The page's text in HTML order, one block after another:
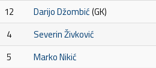
12 Darijo Džombić(GK)
4
Severin Živković
5
Marko Nikić